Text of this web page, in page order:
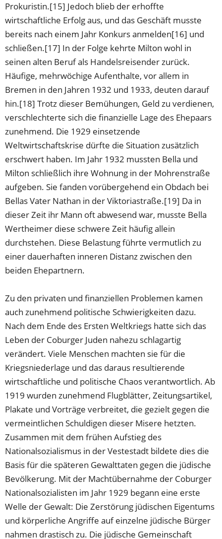
Prokuristin.[15] Jedoch blieb der erhoffte
wirtschaftliche Erfolg aus, und das Geschäft musste
bereits nach einem Jahr Konkurs anmelden[16] und
schließen.[17] In der Folge kehrte Milton wohl in
seinen alten Beruf als Handelsreisender zurück.
Häufige, mehrwöchige Aufenthalte, vor allem in
Bremen in den Jahren 1932 und 1933, deuten darauf
hin.[18] Trotz dieser Bemühungen, Geld zu verdienen,
verschlechterte sich die finanzielle Lage des Ehepaars
zunehmend. Die 1929 einsetzende
Weltwirtschaftskrise dürfte die Situation zusätzlich
erschwert haben. Im Jahr 1932 mussten Bella und
Milton schließlich ihre Wohnung in der Mohrenstraße
aufgeben. Sie fanden vorübergehend ein Obdach bei
Bellas Vater Nathan in der Viktoriastraße.[19] Da in
dieser Zeit ihr Mann oft abwesend war, musste Bella
Wertheimer diese schwere Zeit häufig allein
durchstehen. Diese Belastung führte vermutlich zu
einer dauerhaften inneren Distanz zwischen den
beiden Ehepartnern.
Zu den privaten und finanziellen Problemen kamen
auch zunehmend politische Schwierigkeiten dazu.
Nach dem Ende des Ersten Weltkriegs hatte sich das
Leben der Coburger Juden nahezu schlagartig
verändert. Viele Menschen machten sie für die
Kriegsniederlage und das daraus resultierende
wirtschaftliche und politische Chaos verantwortlich. Ab
1919 wurden zunehmend Flugblätter, Zeitungsartikel,
Plakate und Vorträge verbreitet, die gezielt gegen die
vermeintlichen Schuldigen dieser Misere hetzten.
Zusammen mit dem frühen Aufstieg des
Nationalsozialismus in der Vestestadt bildete dies die
Basis für die späteren Gewalttaten gegen die jüdische
Bevölkerung. Mit der Machtübernahme der Coburger
Nationalsozialisten im Jahr 1929 begann eine erste
Welle der Gewalt: Die Zerstörung jüdischen Eigentums
und körperliche Angriffe auf einzelne jüdische Bürger
nahmen drastisch zu. Die jüdische Gemeinschaft